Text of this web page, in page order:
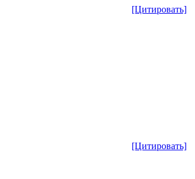
[Цитировать]
[Цитировать]